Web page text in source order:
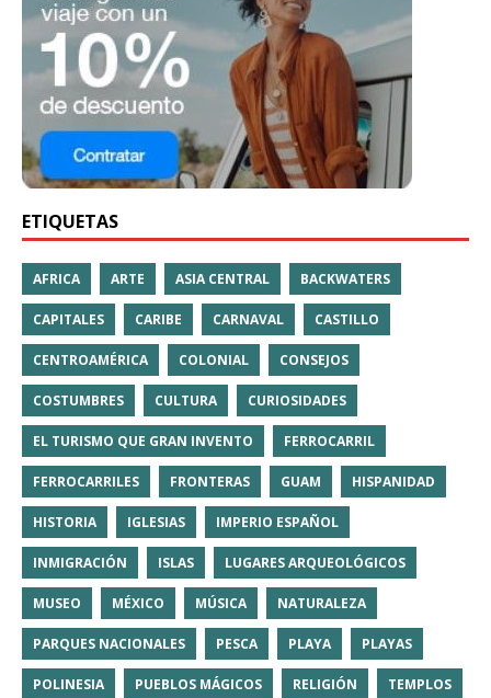
ETIQUETAS
AFRICA ARTE ASIA CENTRAL BACKWATERS
CAPITALES CARIBE CARNAVAL CASTILLO
CENTROAMÉRICA COLONIAL CONSEJOS
COSTUMBRES CULTURA CURIOSIDADES
EL TURISMO QUE GRAN INVENTO FERROCARRIL
FERROCARRILES FRONTERAS GUAM HISPANIDAD
HISTORIA IGLESIAS IMPERIO ESPAÑOL
INMIGRACIÓN ISLAS LUGARES ARQUEOLÓGICOS
MUSEO MÉXICO MÚSICA NATURALEZA
PARQUES NACIONALES PESCA PLAYA PLAYAS
POLINESIA PUEBLOS MÁGICOS RELIGIÓN TEMPLOS